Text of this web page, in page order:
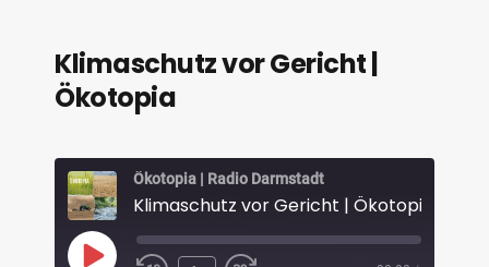
Klimaschutz vor Gericht |
Ökotopia
Ökotopia | Radio Darmstadt
Klimaschutz vor Gericht | Ökotopia